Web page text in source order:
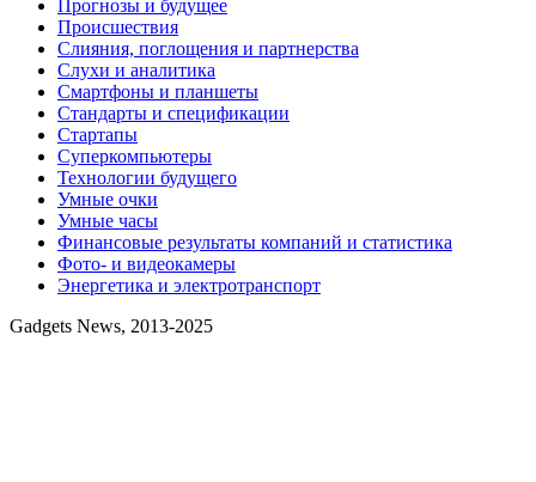
Прогнозы и будущее
Происшествия
Слияния, поглощения и партнерства
Слухи и аналитика
Смартфоны и планшеты
Стандарты и спецификации
Стартапы
Суперкомпьютеры
Технологии будущего
Умные очки
Умные часы
Финансовые результаты компаний и статистика
Фото- и видеокамеры
Энергетика и электротранспорт
Gadgets News, 2013-2025